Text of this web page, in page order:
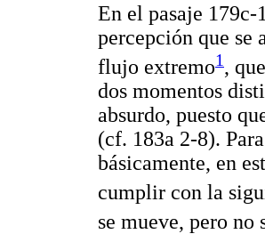
En el pasaje
percepción que se
flujo extremo1,
dos momentos
absurdo, puesto
(cf. 183a 2-8).
básicamente, en
cumplir con la
se mueve, pero